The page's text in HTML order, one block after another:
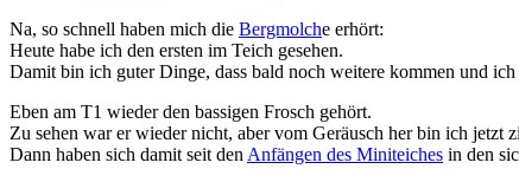
Na, so schnell haben mich die Bergmolche erhört:
Heute habe ich den ersten im Teich gesehen.
Damit bin ich guter Dinge, dass bald noch weitere kommen und
Eben am T1 wieder den bassigen Frosch gehört.
Zu sehen war er wieder nicht, aber vom Geräusch her bin ich jetzt
Dann haben sich damit seit den Anfängen des Miniteiches in den